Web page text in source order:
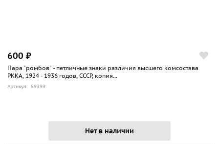
600 ₽
Пара "ромбов" - петличные знаки различия высшего комсостава
РККА, 1924 - 1936 годов, СССР, копия...
Артикул: 59399
Нет в наличии